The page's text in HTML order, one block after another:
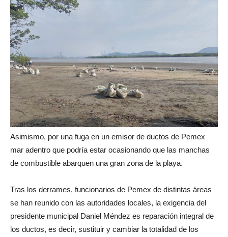
Asimismo, por una fuga en un emisor de ductos de Pemex
mar adentro que podría estar ocasionando que las manchas
de combustible abarquen una gran zona de la playa.
Tras los derrames, funcionarios de Pemex de distintas áreas
se han reunido con las autoridades locales, la exigencia del
presidente municipal Daniel Méndez es reparación integral de
los ductos, es decir, sustituir y cambiar la totalidad de los